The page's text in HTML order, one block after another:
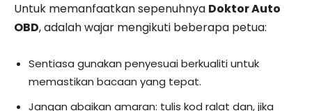
Untuk memanfaatkan sepenuhnya Doktor Auto
OBD, adalah wajar mengikuti beberapa petua:
Sentiasa gunakan penyesuai berkualiti untuk
memastikan bacaan yang tepat.
Jangan abaikan amaran: tulis kod ralat dan, jika